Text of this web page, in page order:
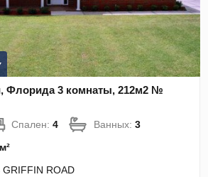
Флорида 3 комнаты, 212м2 №
Спален:4 Ванных:3
ROAD